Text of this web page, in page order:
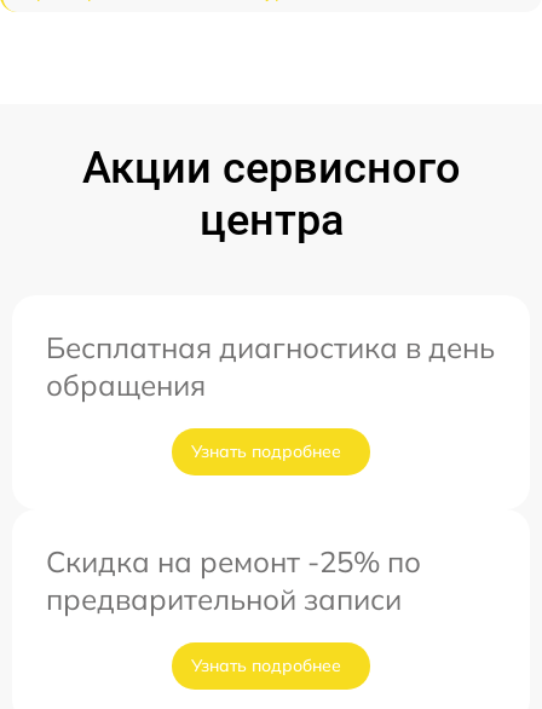
Акции сервисного
центра
Бесплатная диагностика в день
обращения
Узнать подробнее
Скидка на ремонт -25% по
предварительной записи
Узнать подробнее